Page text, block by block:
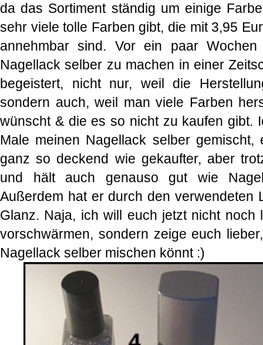
da das Sortiment ständig um einige
sehr viele tolle Farben gibt, die mit 3,95
annehmbar sind. Vor ein paar
Nagellack selber zu machen in einer
begeistert, nicht nur, weil die
sondern auch, weil man viele Farben
wünscht & die es so nicht zu kaufen gibt.
Male meinen Nagellack selber
ganz so deckend wie gekaufter, aber
und hält auch genauso gut wie
Außerdem hat er durch den verwendeten
Glanz. Naja, ich will euch jetzt nicht noch
vorschwärmen, sondern zeige euch
Nagellack selber mischen könnt :)